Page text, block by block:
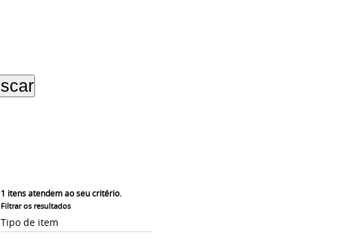
1 itens atendem ao seu critério.
Filtrar os resultados
Tipo de item